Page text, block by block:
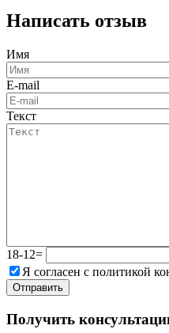
Написать отзыв
Имя
E-mail
Текст
18-12=
Я согласен с политикой
Получить